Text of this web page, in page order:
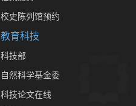
校史陈列馆预约
教育科技
科技部
自然科学基金委
科技论文在线